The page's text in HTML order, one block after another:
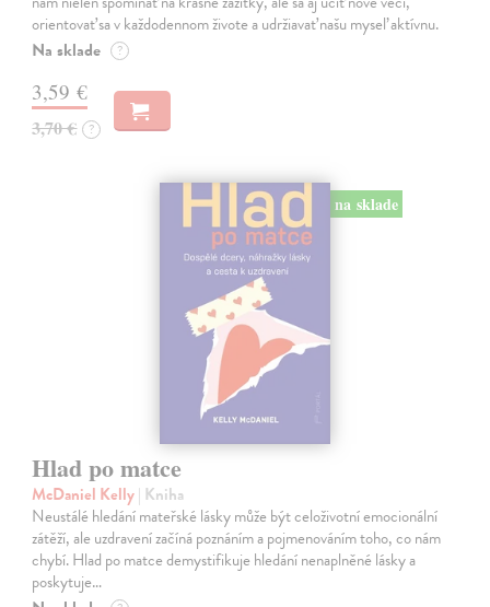
orientovať sa v každodennom živote a udržiavať našu myseľ aktívnu.
Na sklade ?
3,59 €
3,70 € ?
na sklade
Hlad po matce
McDaniel Kelly| Kniha
Neustálé hledání mateřské lásky může být celoživotní emocionální
zátěží, ale uzdravení začíná poznáním a pojmenováním toho, co nám
chybí. Hlad po matce demystifikuje hledání nenaplněné lásky a
poskytuje…